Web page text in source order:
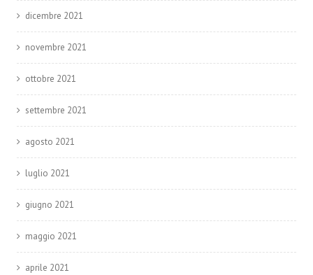
dicembre 2021
novembre 2021
ottobre 2021
settembre 2021
agosto 2021
luglio 2021
giugno 2021
maggio 2021
aprile 2021